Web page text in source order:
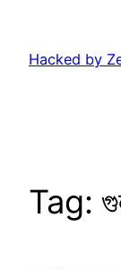
content
Hacked by
Tag: